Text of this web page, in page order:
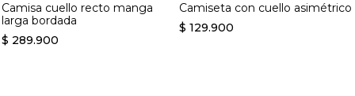
Camisa cuello recto manga
larga bordada
$ 289.900
Camiseta con cuello asimétrico
$ 129.900